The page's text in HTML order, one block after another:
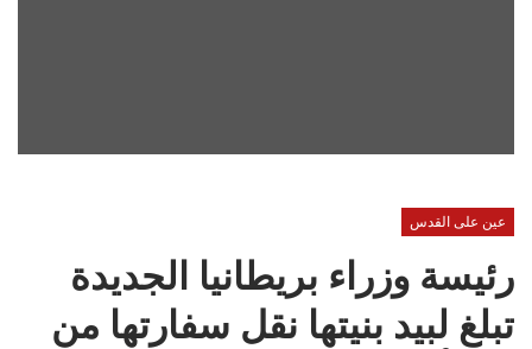
عين على القدس
رئيسة وزراء بريطانيا الجديدة
تبلغ لبيد بنيتها نقل سفارتها من